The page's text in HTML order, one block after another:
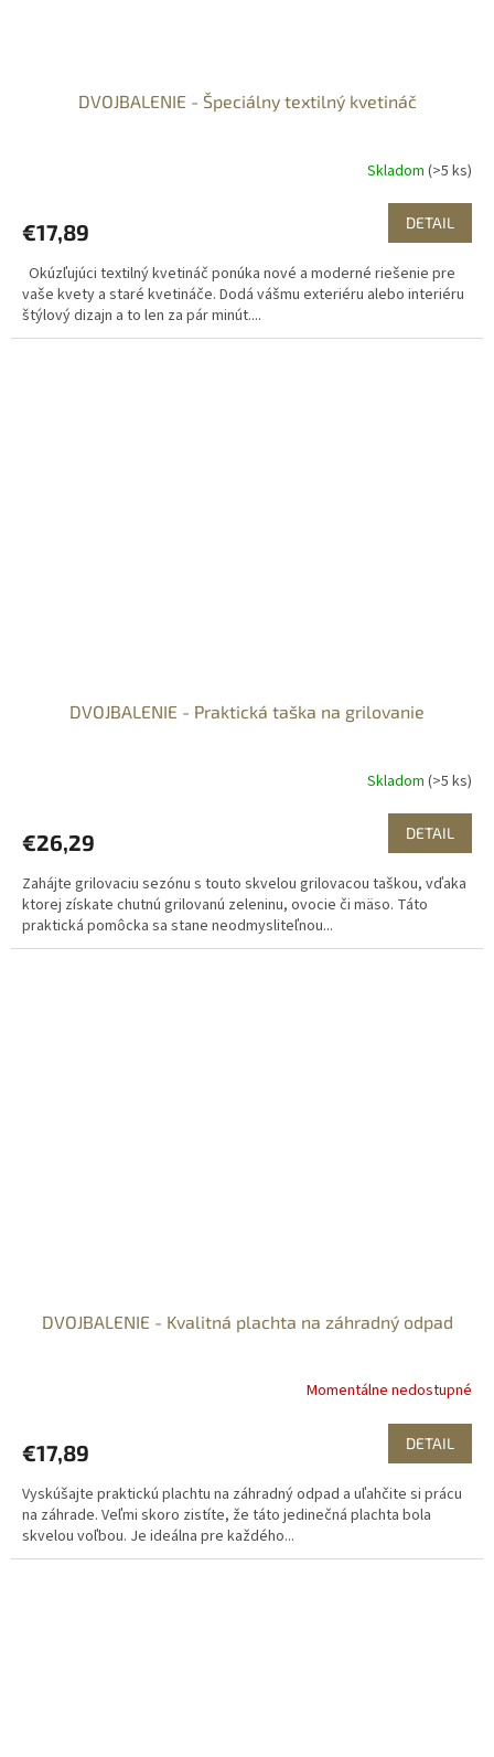
DVOJBALENIE - Špeciálny textilný kvetináč
Skladom (>5 ks)
€17,89 DETAIL
Okúzľujúci textilný kvetináč ponúka nové a moderné riešenie pre
vaše kvety a staré kvetináče. Dodá vášmu exteriéru alebo interiéru
štýlový dizajn a to len za pár minút....
DVOJBALENIE - Praktická taška na grilovanie
Skladom (>5 ks)
€26,29 DETAIL
Zahájte grilovaciu sezónu s touto skvelou grilovacou taškou, vďaka
ktorej získate chutnú grilovanú zeleninu, ovocie či mäso. Táto
praktická pomôcka sa stane neodmysliteľnou...
DVOJBALENIE - Kvalitná plachta na záhradný odpad
Momentálne nedostupné
€17,89 DETAIL
Vyskúšajte praktickú plachtu na záhradný odpad a uľahčite si prácu
na záhrade. Veľmi skoro zistíte, že táto jedinečná plachta bola
skvelou voľbou. Je ideálna pre každého...